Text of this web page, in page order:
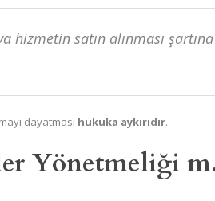
hizmetin satın alınması şartına
dayatması hukuka aykırıdır.
Yönetmeliği